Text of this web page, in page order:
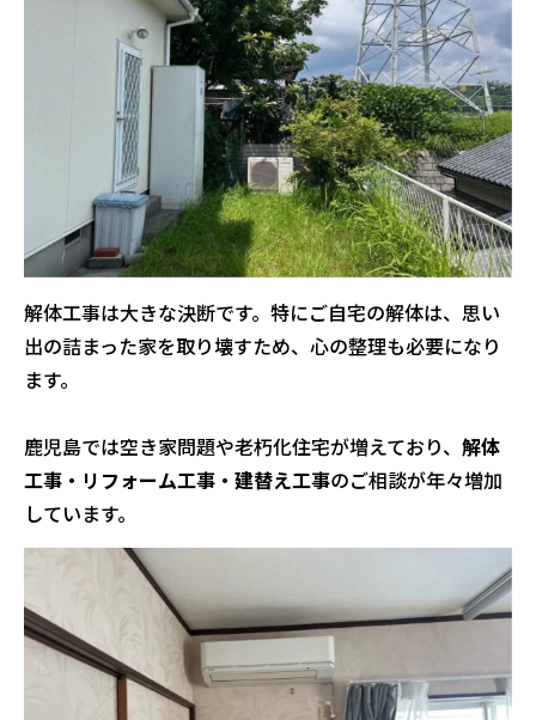
解体工事は大きな決断です。特にご自宅の解体は、思い
出の詰まった家を取り壊すため、心の整理も必要になり
ます。
鹿児島では空き家問題や老朽化住宅が増えており、 解体
工事・リフォーム工事・建替え工事のご相談が年々増加
しています。